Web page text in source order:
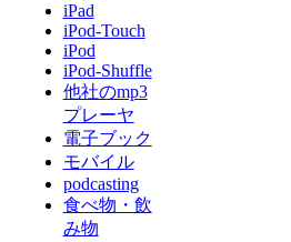
iPad
iPod-Touch
iPod
iPod-Shuffle
他社のmp3
プレーヤ
電子ブック
モバイル
podcasting
食べ物・飲
み物